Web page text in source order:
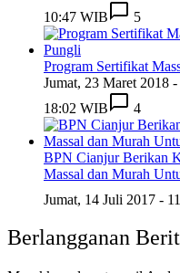
10:47 WIB
5
Program Sertifikat
Jumat, 23 Maret 2018
18:02 WIB
4
BPN Cianjur Berikan
Massal dan Murah
Jumat, 14 Juli 2017 -
Berlangganan